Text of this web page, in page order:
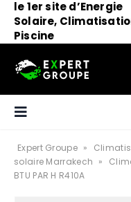
le 1er site d’Energie
Solaire,
Piscine
Expert Groupe »
solaire Marrakech »
BTU PAR H R410A